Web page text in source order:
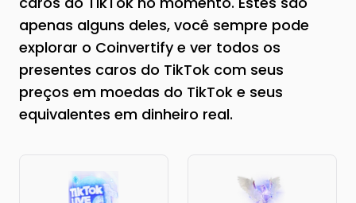
apenas alguns deles, você sempre pode
explorar o Coinvertify e ver todos os
presentes caros do TikTok com seus
preços em moedas do TikTok e seus
equivalentes em dinheiro real.